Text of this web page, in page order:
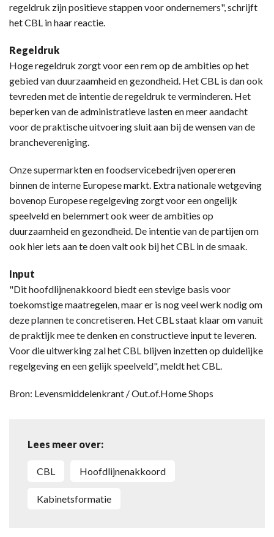
regeldruk zijn positieve stappen voor ondernemers", schrijft
het CBL in haar reactie.
Regeldruk
Hoge regeldruk zorgt voor een rem op de ambities op het
gebied van duurzaamheid en gezondheid. Het CBL is dan ook
tevreden met de intentie de regeldruk te verminderen. Het
beperken van de administratieve lasten en meer aandacht
voor de praktische uitvoering sluit aan bij de wensen van de
branchevereniging.
Onze supermarkten en foodservicebedrijven opereren
binnen de interne Europese markt. Extra nationale wetgeving
bovenop Europese regelgeving zorgt voor een ongelijk
speelveld en belemmert ook weer de ambities op
duurzaamheid en gezondheid. De intentie van de partijen om
ook hier iets aan te doen valt ook bij het CBL in de smaak.
Input
"Dit hoofdlijnenakkoord biedt een stevige basis voor
toekomstige maatregelen, maar er is nog veel werk nodig om
deze plannen te concretiseren. Het CBL staat klaar om vanuit
de praktijk mee te denken en constructieve input te leveren.
Voor die uitwerking zal het CBL blijven inzetten op duidelijke
regelgeving en een gelijk speelveld", meldt het CBL.
Bron: Levensmiddelenkrant / Out.of.Home Shops
Lees meer over:
CBL hoofdlijnenakkoord
kabinetsformatie